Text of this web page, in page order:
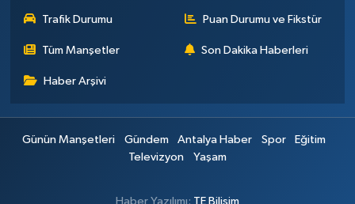
Trafik Durumu Puan Durumu ve Fikstür
Tüm Manşetler Son Dakika Haberleri
Haber Arşivi
Günün Manşetleri Gündem Antalya Haber Spor
Eğitim
Televizyon
Yaşam
Haber Yazılımı: TE Bilişim